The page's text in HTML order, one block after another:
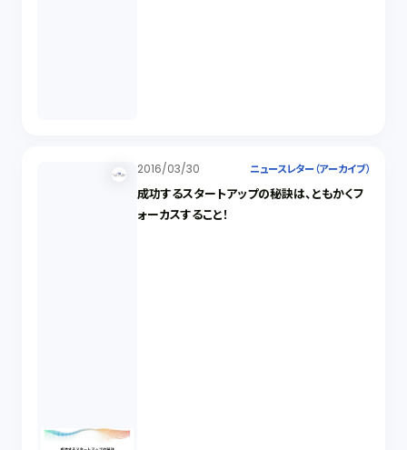
2016/03/30 ニュースレター（アーカイブ）
成功するスタートアップの秘訣は、ともかくフ
ォーカスすること！